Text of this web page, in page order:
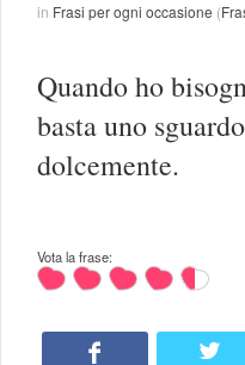
in Frasi per ogni occasione (
Quando ho
basta uno
dolcemente.
Vota la frase: